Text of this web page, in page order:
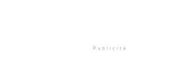
Publicité